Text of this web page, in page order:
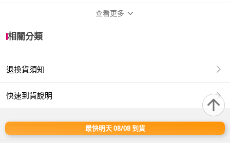
品牌名稱
尺寸
材質
適用於
電磁爐、瓦斯爐、電陶爐、黑晶爐、滷素爐、
查看更多
相關分類
退換貨須知
快速到貨說明
最快明天 08/08 到貨